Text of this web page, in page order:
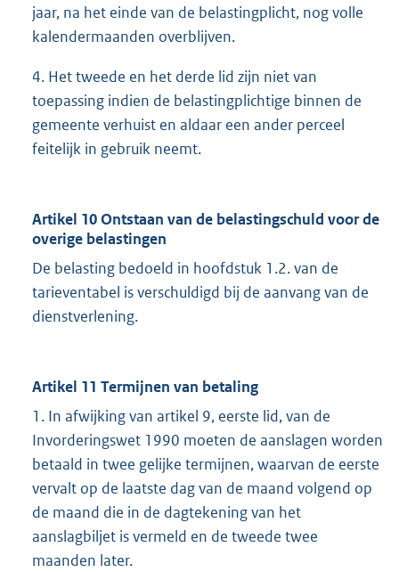
jaar, na het einde van de belastingplicht, nog volle
kalendermaanden overblijven.
4. Het tweede en het derde lid zijn niet van
toepassing indien de belastingplichtige binnen de
gemeente verhuist en aldaar een ander perceel
feitelijk in gebruik neemt.
Artikel 10 Ontstaan van de belastingschuld voor de
overige belastingen
De belasting bedoeld in hoofdstuk 1.2. van de
tarieventabel is verschuldigd bij de aanvang van de
dienstverlening.
Artikel 11 Termijnen van betaling
1. In afwijking van artikel 9, eerste lid, van de
Invorderingswet 1990 moeten de aanslagen worden
betaald in twee gelijke termijnen, waarvan de eerste
vervalt op de laatste dag van de maand volgend op
de maand die in de dagtekening van het
aanslagbiljet is vermeld en de tweede twee
maanden later.